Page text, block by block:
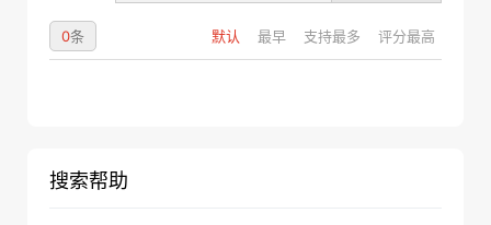
默认 最早 支持最多 评分最高
0条
搜索帮助